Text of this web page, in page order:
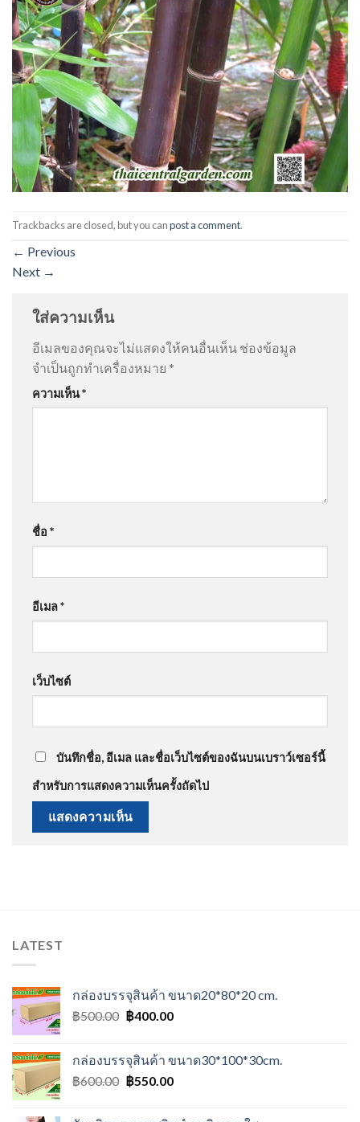
Trackbacks are closed, but you canpost a comment.
← Previous
Next →
ใส่ความเห็น
อีเมลของคุณจะไม่แสดงให้คนอื่นเห็น ช่องข้อมูล
จำเป็นถูกทำเครื่องหมาย *
ความเห็น*
ชื่อ *
อีเมล*
เว็บไซต์
บันทึกชื่อ, อีเมล และชื่อเว็บไซต์ของฉันบนเบราว์เซอร์นี้
สำหรับการแสดงความเห็นครั้งถัดไป
LATEST
กล่องบรรจุสินค้า ขนาด20*80*20 cm.
฿500.00 Original
฿500.00.
฿400.00Current
฿400.00.
กล่องบรรจุสินค้า ขนาด30*100*30cm.
฿600.00 Original
฿550.00Current